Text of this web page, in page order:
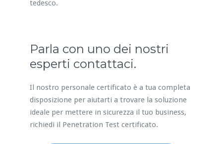
tedesco.
Parla con uno dei nostri
esperti contattaci.
Il nostro personale certificato è a tua completa
disposizione per aiutarti a trovare la soluzione
ideale per mettere in sicurezza il tuo business,
richiedi il Penetration Test certificato.